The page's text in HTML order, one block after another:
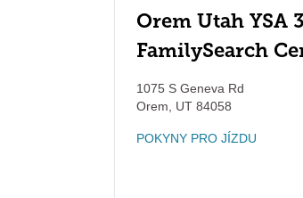
Orem Utah YSA
FamilySearch
1075 S Geneva Rd
Orem
UT 84058
POKYNY PRO JÍZDU